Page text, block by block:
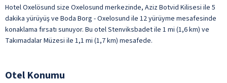
Hotel Oxelösund size Oxelosund merkezinde, Aziz Botvid Kilisesi ile 5
dakika yürüyüş ve Boda Borg - Oxelosund ile 12 yürüyme mesafesinde
konaklama fırsatı sunuyor. Bu otel Stenviksbadet ile 1 mi (1,6 km) ve
Takımadalar Müzesi ile 1,1 mi (1,7 km) mesafede.
Otel Konumu